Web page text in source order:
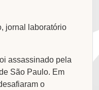
jornal laboratório
assassinado pela
São Paulo. Em
o